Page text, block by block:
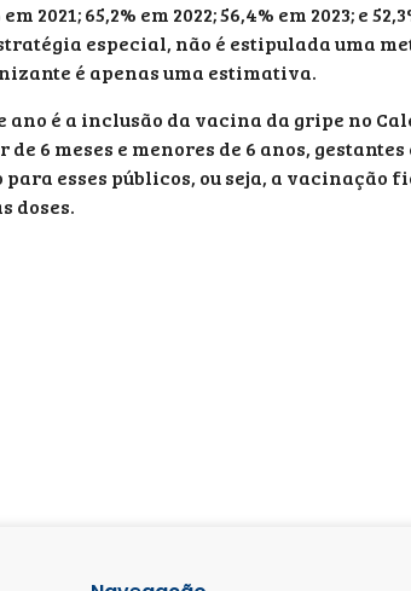
2021; 65,2% em 2022; 56,4% em 2023; e
especial, não é estipulada uma
é apenas uma estimativa.
ano é a inclusão da vacina da gripe no
6 meses e menores de 6 anos, gestantes
esses públicos, ou seja, a vacinação
doses.